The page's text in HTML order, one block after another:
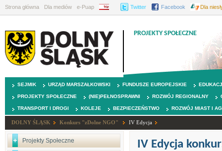
Strona główna Dla mediów e-Puap BIP Twitter Facebook Dla
PROJEKTY SPOŁECZNE
SEJMIK URZĄD MARSZAŁKOWSKI FUNDUSZE EUROPEJSKIE
PROJEKTY SPOŁECZNE (NIE)PEŁNOSPRAWNI ROZWÓJ REGIONALNY
TRANSPORT I DROGI KOLEJE BEZPIECZEŃSTWO ROZWÓJ MIAST I
DOLNY ŚLĄSK Konkurs "zDolne NGO" IV Edycja
Projekty Społeczne
IV Edycja